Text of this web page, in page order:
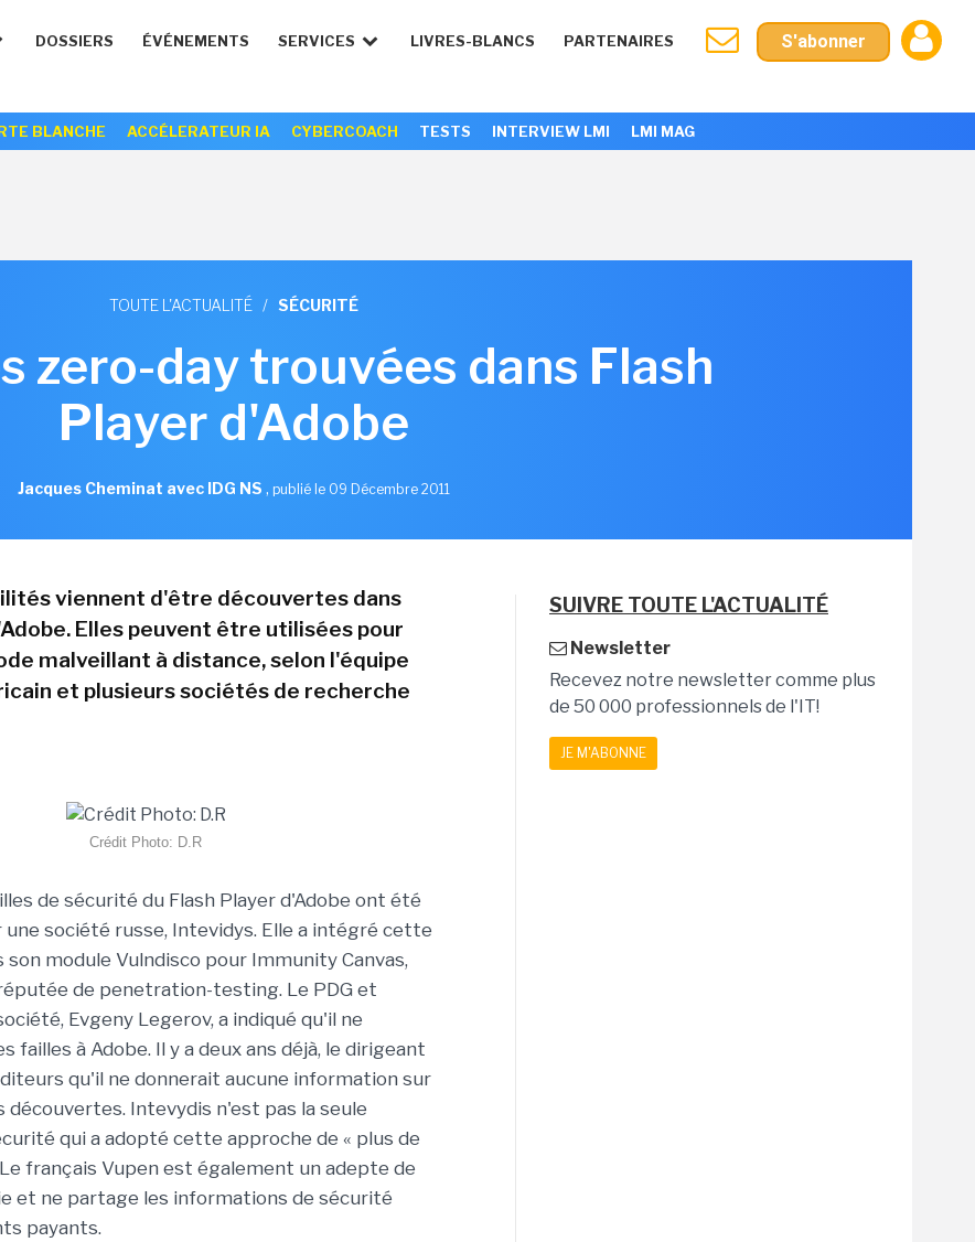
DOSSIERS ÉVÉNEMENTS SERVICES LIVRES-BLANCS PARTENAIRES S'abonner
BLANCHE ACCÉLERATEUR IA CYBERCOACH TESTS INTERVIEW LMI LMI MAG
TOUTE L'ACTUALITÉ / SÉCURITÉ
zero-day trouvées dans Flash
Player d'Adobe
Jacques Cheminat avec IDG NS , publié le 09 Décembre 2011
viennent d'être découvertes dans
Elles peuvent être utilisées pour
malveillant à distance, selon l'équipe
et plusieurs sociétés de recherche
Crédit Photo: D.R
de sécurité du Flash Player d'Adobe ont été
société russe, Intevidys. Elle a intégré cette
module Vulndisco pour Immunity Canvas,
de penetration-testing. Le PDG et
Evgeny Legerov, a indiqué qu'il ne
failles à Adobe. Il y a deux ans déjà, le dirigeant
qu'il ne donnerait aucune information sur
découvertes. Intevydis n'est pas la seule
qui a adopté cette approche de « plus de
français Vupen est également un adepte de
et ne partage les informations de sécurité
payants.
SUIVRE TOUTE L'ACTUALITÉ
Newsletter
Recevez notre newsletter comme plus
de 50 000 professionnels de l'IT!
JE M'ABONNE